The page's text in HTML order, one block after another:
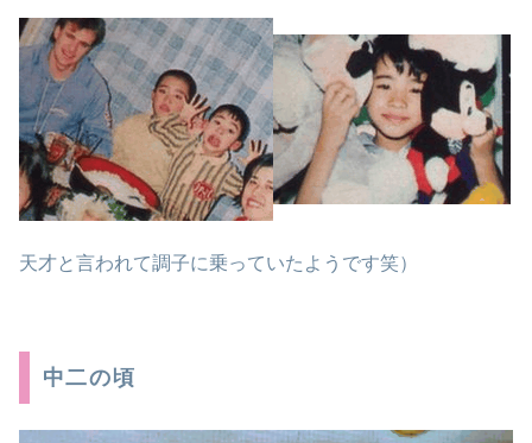
天才と言われて調子に乗っていたようです笑）
中二の頃